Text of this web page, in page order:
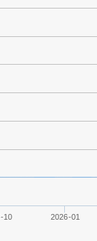
10 2026-01